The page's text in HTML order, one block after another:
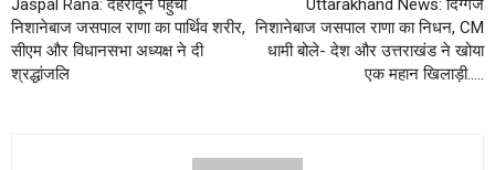
Jaspal Rana: देहरादून पहुंचा
निशानेबाज जसपाल राणा का पार्थिव शरीर,
सीएम और विधानसभा अध्यक्ष ने दी
श्रद्धांजलि
Uttarakhand News: दिग्गज
निशानेबाज जसपाल राणा का निधन, CM
धामी बोले- देश और उत्तराखंड ने खोया
एक महान खिलाड़ी…..